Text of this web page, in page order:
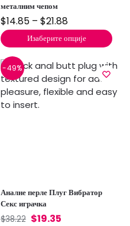
металним чепом
$14.85 – $21.88
Изаберите опције
-49%
Аналне перле Плуг Вибратор
Секс играчка
$38.22 $19.35